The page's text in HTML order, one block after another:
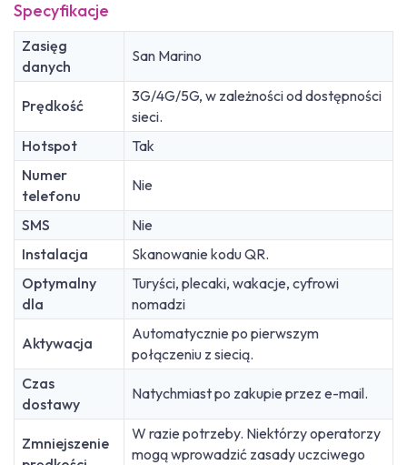
Specyfikacje
Zasięg
danych
San Marino
Prędkość
3G/4G/5G, w zależności od dostępności
sieci.
Hotspot
Tak
Numer
telefonu
Nie
SMS
Nie
Instalacja
Skanowanie kodu QR.
Optymalny
dla
Turyści, plecaki, wakacje, cyfrowi
nomadzi
Aktywacja
Automatycznie po pierwszym
połączeniu z siecią.
Czas
dostawy
Natychmiast po zakupie przez e-mail.
Zmniejszenie
W razie potrzeby. Niektórzy operatorzy
mogą wprowadzić zasady uczciwego